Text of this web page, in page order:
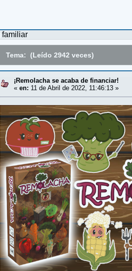
familiar
Tema: (Leído 2942 veces)
¡Remolacha se acaba de financiar!
«en: 11 de Abril de 2022, 11:46:13 »